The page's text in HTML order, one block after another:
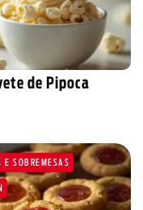
de Pipoca
E SOBREMESAS